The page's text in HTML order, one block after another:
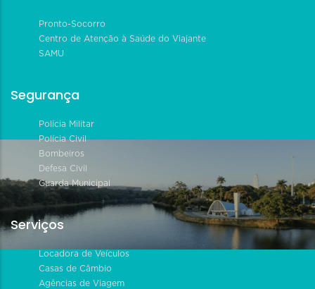
Pronto-Socorro
Centro de Atenção à Saúde do Viajante
SAMU
Segurança
Polícia Militar
Polícia Civil
Bombeiros
Defesa Civil
Guarda Municipal
Serviços
Locadora de Veículos
Casas de Câmbio
Agências de Viagem